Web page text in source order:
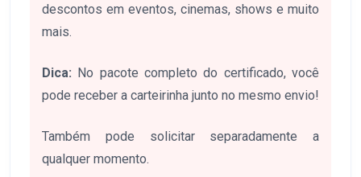
descontos em eventos, cinemas, shows e muito
mais.
Dica: No pacote completo do certificado, você
pode receber a carteirinha junto no mesmo envio!
Também pode solicitar separadamente a
qualquer momento.